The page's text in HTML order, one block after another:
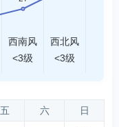
西南风
<3级
西北风
<3级
五 六 日